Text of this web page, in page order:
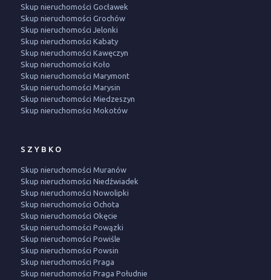
Skup nieruchomości Gocławek
Skup nieruchomości Grochów
Skup nieruchomości Jelonki
Skup nieruchomości Kabaty
Skup nieruchomości Kawęczyn
Skup nieruchomości Koło
Skup nieruchomości Marymont
Skup nieruchomości Marysin
Skup nieruchomości Miedzeszyn
Skup nieruchomości Mokotów
SZYBKO
Skup nieruchomości Muranów
Skup nieruchomości Niedźwiadek
Skup nieruchomości Nowolipki
Skup nieruchomości Ochota
Skup nieruchomości Okęcie
Skup nieruchomości Powązki
Skup nieruchomości Powiśle
Skup nieruchomości Powsin
Skup nieruchomości Praga
Skup nieruchomości Praga Południe